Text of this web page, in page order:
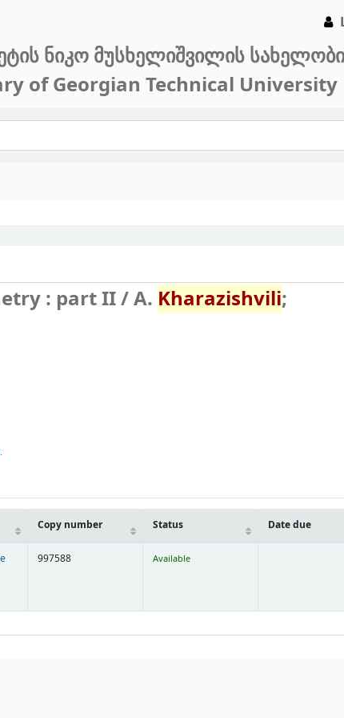
ნიკო მუსხელიშვილის
of Georgian Technical University
: part II /A. Kharazishvili;
Copy number Status Date due
997588 Available